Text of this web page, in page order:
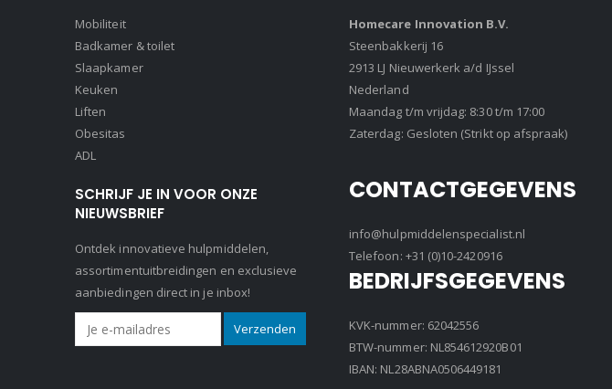
Mobiliteit
Badkamer & toilet
Slaapkamer
Keuken
Liften
Obesitas
ADL
SCHRIJF JE IN VOOR ONZE
NIEUWSBRIEF
Ontdek innovatieve hulpmiddelen,
assortimentuitbreidingen en exclusieve
aanbiedingen direct in je inbox!
Homecare Innovation B.V.
Steenbakkerij 16
2913 LJ Nieuwerkerk a/d IJssel
Nederland
Maandag t/m vrijdag: 8:30 t/m 17:00
Zaterdag: Gesloten (Strikt op afspraak)
CONTACTGEGEVENS
info@hulpmiddelenspecialist.nl
Telefoon: +31 (0)10-2420916
BEDRIJFSGEGEVENS
KVK-nummer: 62042556
BTW-nummer: NL854612920B01
IBAN: NL28ABNA0506449181